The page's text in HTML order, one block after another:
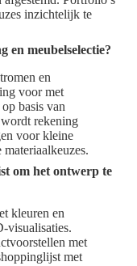
inzichtelijk te
en meubelselectie?
en
voor met
basis van
rekening
voor kleine
om het ontwerp te
kleuren en
visualisaties.
met
met